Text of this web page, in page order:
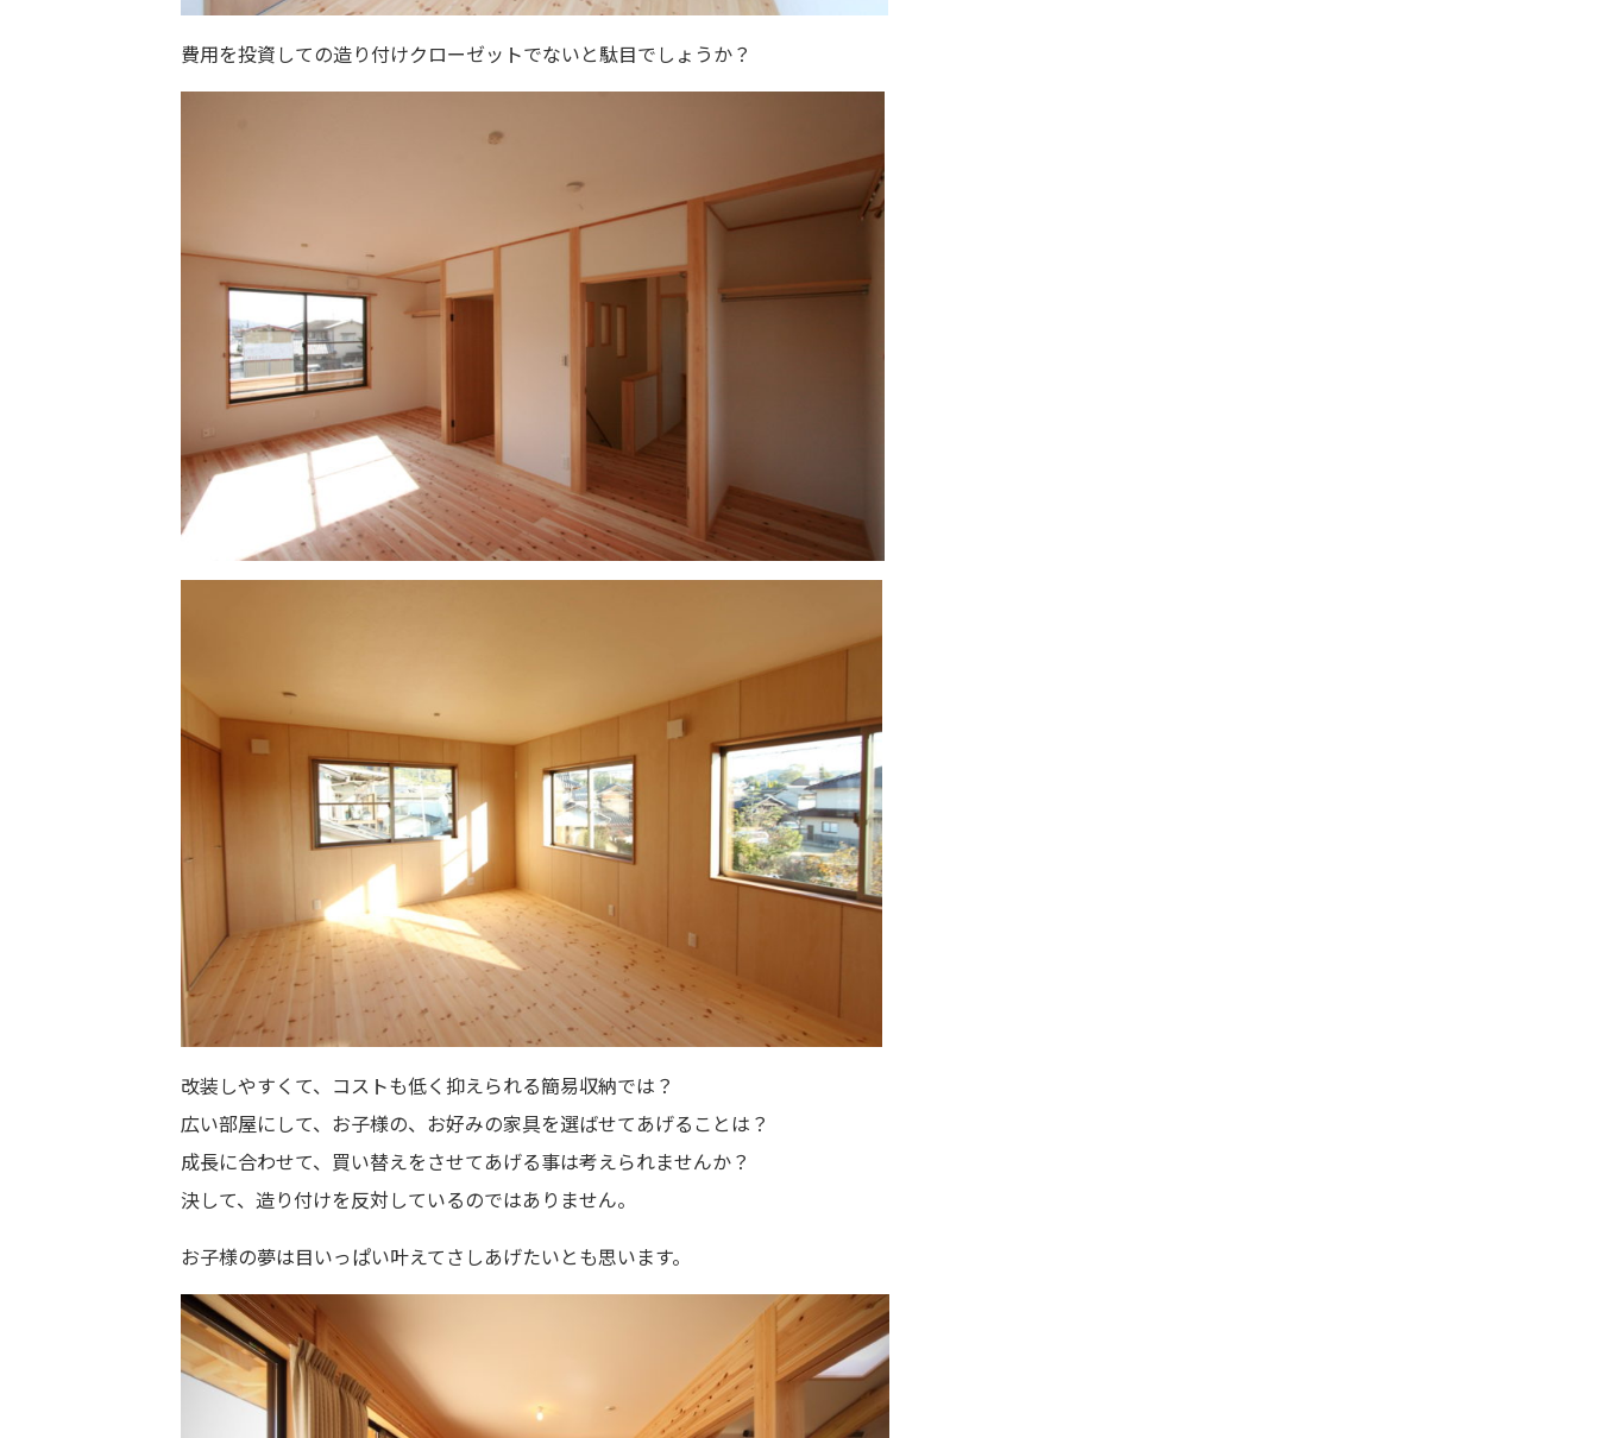
費用を投資しての造り付けクローゼットでないと駄目でしょうか？
改装しやすくて、コストも低く抑えられる簡易収納では？
広い部屋にして、お子様の、お好みの家具を選ばせてあげることは？
成長に合わせて、買い替えをさせてあげる事は考えられませんか？
決して、造り付けを反対しているのではありません。
お子様の夢は目いっぱい叶えてさしあげたいとも思います。